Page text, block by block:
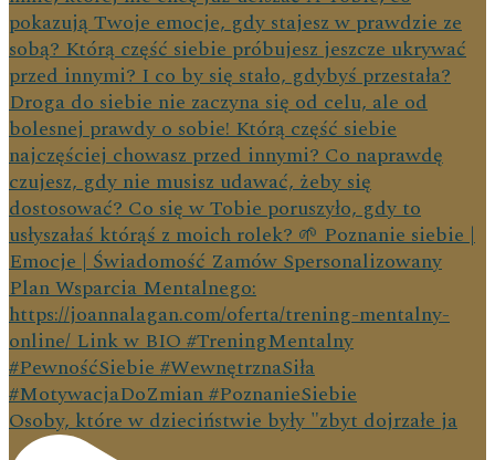
Osoby, które w dzieciństwie były "zbyt dojrzałe ja